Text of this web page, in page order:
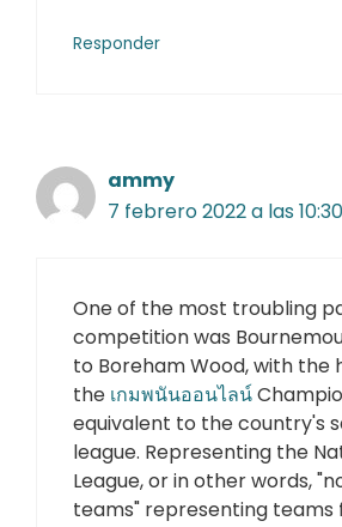
Responder
ammy
7 febrero 2022 a las
One of the most troubling
competition was
to Boreham Wood, with the
the เกมพนันออนไลน์
equivalent to the country's
league. Representing the
League, or in other words,
teams" representing teams